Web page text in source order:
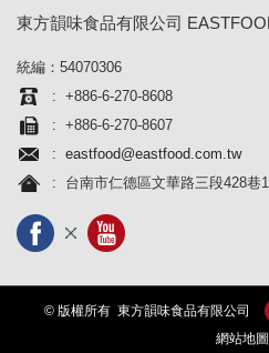
購物說明
隱私權說明
東方韻味食品有限公司
統編：54070306
: ­+886-6-270-8608
: ­+886-6-270-8607
: eastfood@eastfood.com.tw
: 台南市仁德區文華路三段428巷
© 版權所有 東方韻味食品有限公司
網站地圖